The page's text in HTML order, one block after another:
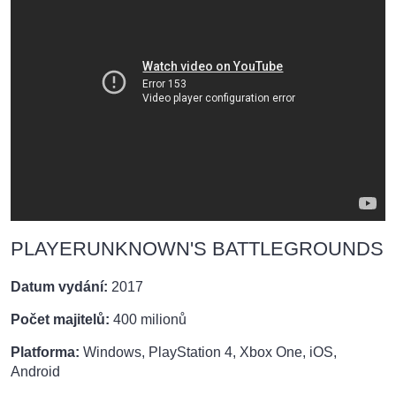
PLAYERUNKNOWN'S BATTLEGROUNDS
Datum vydání: 2017
Počet majitelů: 400 milionů
Platforma: Windows, PlayStation 4, Xbox One, iOS,
Android